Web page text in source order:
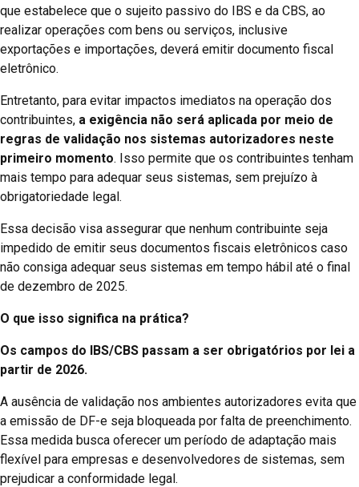
que estabelece que o sujeito passivo do IBS e da CBS, ao
realizar operações com bens ou serviços, inclusive
exportações e importações, deverá emitir documento fiscal
eletrônico.
Entretanto, para evitar impactos imediatos na operação dos
contribuintes, a exigência não será aplicada por meio de
regras de validação nos sistemas autorizadores neste
primeiro momento. Isso permite que os contribuintes tenham
mais tempo para adequar seus sistemas, sem prejuízo à
obrigatoriedade legal.
Essa decisão visa assegurar que nenhum contribuinte seja
impedido de emitir seus documentos fiscais eletrônicos caso
não consiga adequar seus sistemas em tempo hábil até o final
de dezembro de 2025.
O que isso significa na prática?
Os campos do IBS/CBS passam a ser obrigatórios por lei a
partir de 2026.
A ausência de validação nos ambientes autorizadores evita que
a emissão de DF-e seja bloqueada por falta de preenchimento.
Essa medida busca oferecer um período de adaptação mais
flexível para empresas e desenvolvedores de sistemas, sem
prejudicar a conformidade legal.